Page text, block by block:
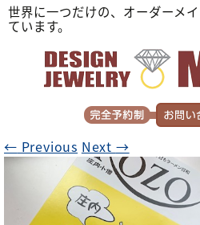
世界に一つだけの、オーダーメ
ています。
← Previous Next →